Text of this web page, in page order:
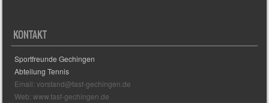
KONTAKT
Sportfreunde Gechingen
Abteilung Tennis
Email: vorstand@tasf-gechingen.de
Web: www.tasf-gechingen.de